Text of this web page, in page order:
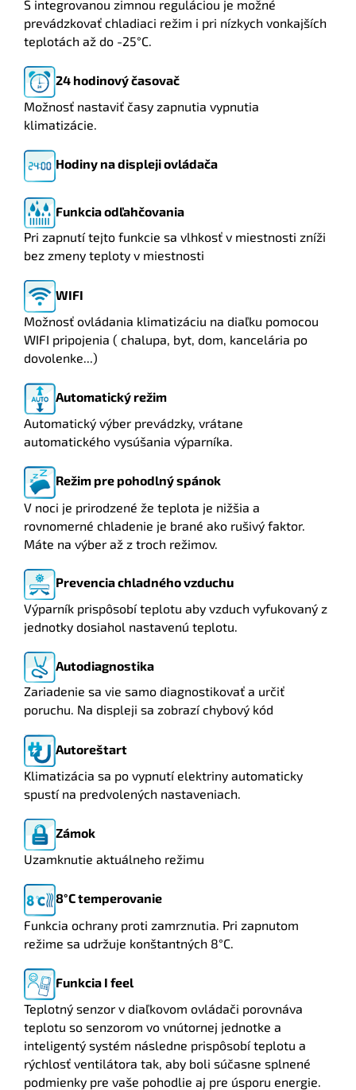
S integrovanou zimnou reguláciou je možné
prevádzkovať chladiaci režim i pri nízkych vonkajších
teplotách až do -25°C.
24 hodinový časovač
Možnosť nastaviť časy zapnutia vypnutia
klimatizácie.
Hodiny na displeji ovládača
Funkcia odľahčovania
Pri zapnutí tejto funkcie sa vlhkosť v miestnosti zníži
bez zmeny teploty v miestnosti
WIFI
Možnosť ovládania klimatizáciu na diaľku pomocou
WIFI pripojenia ( chalupa, byt, dom, kancelária po
dovolenke...)
Automatický režim
Automatický výber prevádzky, vrátane
automatického vysúšania výparníka.
Režim pre pohodlný spánok
V noci je prirodzené že teplota je nižšia a
rovnomerné chladenie je brané ako rušivý faktor.
Máte na výber až z troch režimov.
Prevencia chladného vzduchu
Výparník prispôsobí teplotu aby vzduch vyfukovaný z
jednotky dosiahol nastavenú teplotu.
Autodiagnostika
Zariadenie sa vie samo diagnostikovať a určiť
poruchu. Na displeji sa zobrazí chybový kód
Autoreštart
Klimatizácia sa po vypnutí elektriny automaticky
spustí na predvolených nastaveniach.
Zámok
Uzamknutie aktuálneho režimu
8°C temperovanie
Funkcia ochrany proti zamrznutia. Pri zapnutom
režime sa udržuje konštantných 8°C.
Funkcia I feel
Teplotný senzor v diaľkovom ovládači porovnáva
teplotu so senzorom vo vnútornej jednotke a
inteligentý systém následne prispôsobí teplotu a
rýchlosť ventilátora tak, aby boli súčasne splnené
podmienky pre vaše pohodlie aj pre úsporu energie.